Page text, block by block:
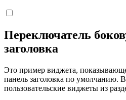
Переключатель
заголовка
Это пример виджета,
панель заголовка по умолчанию.
пользовательские виджеты из